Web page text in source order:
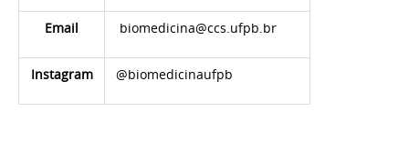
Email biomedicina@ccs.ufpb.br
Instagram @biomedicinaufpb